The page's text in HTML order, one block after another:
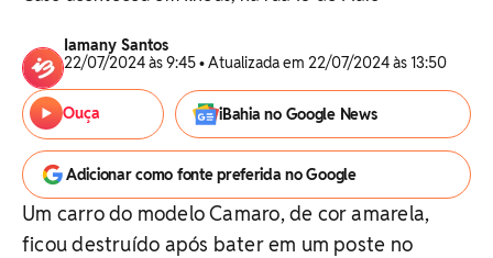
Iamany Santos
22/07/2024 às 9:45 • Atualizada em 22/07/2024 às 13:50
Ouça iBahia no Google News
Adicionar como fonte preferida no Google
Um carro do modelo Camaro, de cor amarela,
ficou destruído após bater em um poste no